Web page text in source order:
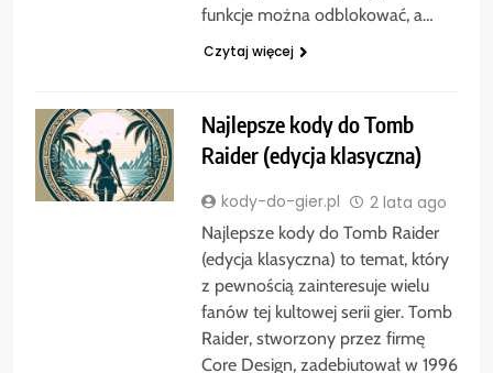
funkcje można odblokować, a…
Czytaj więcej
Najlepsze kody do Tomb
Raider (edycja klasyczna)
kody-do-gier.pl 2 lata ago
Najlepsze kody do Tomb Raider
(edycja klasyczna) to temat, który
z pewnością zainteresuje wielu
fanów tej kultowej serii gier. Tomb
Raider, stworzony przez firmę
Core Design, zadebiutował w 1996